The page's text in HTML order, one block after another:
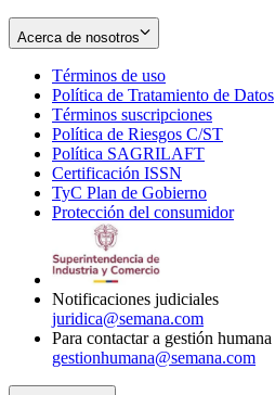
Acerca de nosotros
Términos de uso
in
new
window
Política de Tratamiento de Datos
Términos suscripciones
in
Política de Riesgos C/ST
Política SAGRILAFT
new
window
Certificación ISSN
in
new
TyC Plan de Gobierno
in
Protección del consumidorOpens
Notificaciones judiciales
juridica@semana.com
Para contactar a gestión humana
gestionhumana@semana.com